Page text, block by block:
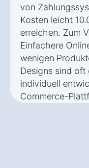
von
Kosten leicht
erreichen. Zum
Einfachere
wenigen
Designs sind oft
individuell
Commerce-